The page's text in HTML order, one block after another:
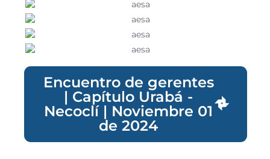
Encuentro de gerentes
| Capítulo Urabá -
Necoclí | Noviembre 01
de 2024